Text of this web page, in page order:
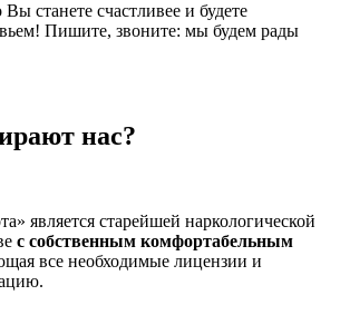
станете счастливее и будете
Пишите, звоните: мы будем рады
нас?
является старейшей наркологической
с собственным комфортабельным
все необходимые лицензии и